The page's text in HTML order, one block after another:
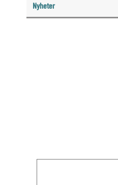
begåtts av tidigare
saneringen av de fem
Nyheter